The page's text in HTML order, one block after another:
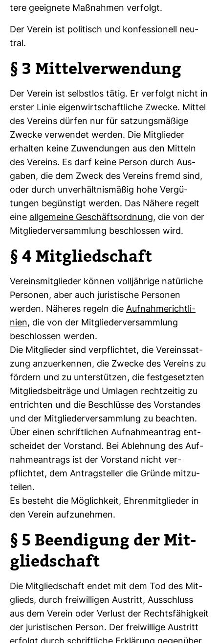
tere geeig­nete Maß­nahmen ver­folgt.
Der Verein ist poli­tisch und kon­fes­sio­nell neu­
tral.
§ 3 Mit­tel­ver­wen­dung
Der Verein ist selbstlos tätig. Er ver­folgt nicht in
erster Linie eigen­wirt­schaft­liche Zwecke. Mittel
des Ver­eins dürfen nur für sat­zungs­mä­ßige
Zwecke ver­wendet werden. Die Mit­glieder
erhalten keine Zuwen­dungen aus den Mit­teln
des Ver­eins. Es darf keine Person durch Aus­
gaben, die dem Zweck des Ver­eins fremd sind,
oder durch unver­hält­nis­mäßig hohe Ver­gü­
tungen begüns­tigt werden. Das Nähere regelt
eine all­ge­meine Geschäfts­ord­nung, die von der
Mit­glie­der­ver­samm­lung beschlossen wird.
§ 4 Mit­glied­schaft
Ver­eins­mit­glieder können voll­jäh­rige natür­liche
Per­sonen, aber auch juris­ti­sche Per­sonen
werden. Näheres regeln die Auf­nah­me­richt­li­
nien, die von der Mit­glie­der­ver­samm­lung
beschlossen werden.
Die Mit­glieder sind ver­pflichtet, die Ver­eins­sat­
zung anzu­er­kennen, die Zwecke des Ver­eins zu
för­dern und zu unter­stützen, die fest­ge­setzten
Mit­glieds­bei­träge und Umlagen recht­zeitig zu
ent­richten und die Beschlüsse des Vor­standes
und der Mit­glie­der­ver­samm­lung zu beachten.
Über einen schrift­li­chen Auf­nah­me­an­trag ent­
scheidet der Vor­stand. Bei Ableh­nung des Auf­
nah­me­an­trags ist der Vor­stand nicht ver­
pflichtet, dem Antrag­steller die Gründe mit­zu­
teilen.
Es besteht die Mög­lich­keit, Ehren­mit­glieder in
den Verein auf­zu­nehmen.
§ 5 Been­di­gung der Mit­
glied­schaft
Die Mit­glied­schaft endet mit dem Tod des Mit­
glieds, durch frei­wil­ligen Aus­tritt, Aus­schluss
aus dem Verein oder Ver­lust der Rechts­fä­hig­keit
der juris­ti­schen Person. Der frei­wil­lige Aus­tritt